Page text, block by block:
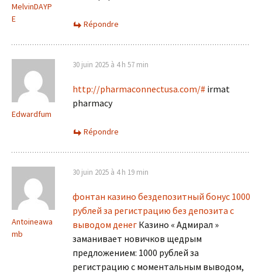
MelvinDAYP
E
Répondre
Edwardfum
30 juin 2025 à 4 h 57 min
http://pharmaconnectusa.com/# irmat
pharmacy
Répondre
Antoineawa
mb
30 juin 2025 à 4 h 19 min
фонтан казино бездепозитный бонус 1000
рублей за регистрацию без депозита с
выводом денег Казино « Адмирал »
заманивает новичков щедрым
предложением: 1000 рублей за
регистрацию с моментальным выводом,